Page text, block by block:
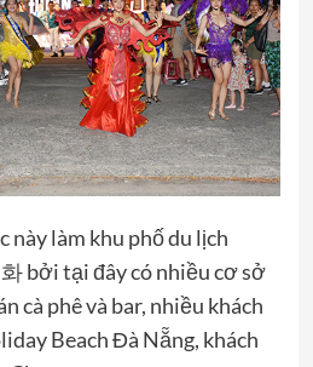
này làm khu phố du lịch
bởi tại đây có nhiều cơ sở
cà phê và bar, nhiều khách
Beach Đà Nẵng, khách